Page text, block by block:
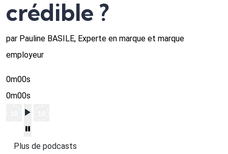
crédible ?
par Pauline BASILE, Experte en marque et marque
employeur
0m00s
0m00s
Plus de podcasts